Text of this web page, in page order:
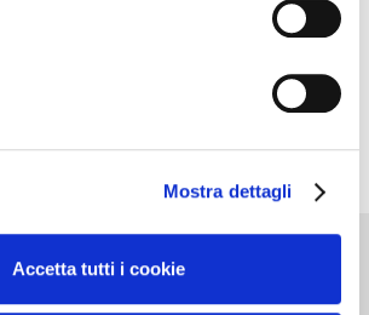
Mostra dettagli
Accetta tutti i cookie